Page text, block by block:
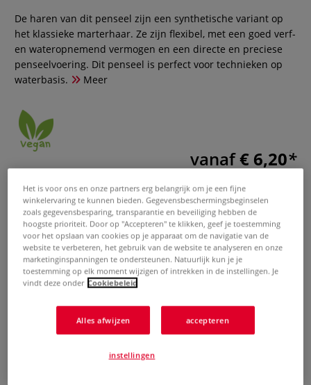
De haren van dit penseel zijn een synthetische variant op
het klassieke marterhaar. Ze zijn flexibel, met een goed verf-
en wateropnemend vermogen en een directe en preciese
penseelvoering. Dit penseel is perfect voor technieken op
waterbasis.
Meer
vanaf€ 6,20
exclusiefverzendkosten
Product bestellen
Gerelateerde producten
Het is voor ons en onze partners erg belangrijk om je een fijne
winkelervaring te kunnen bieden. Gegevensbeschermingsbeginselen
zoals gegevensbesparing, transparantie en beveiliging hebben de
hoogste prioriteit. Door op "Accepteren" te klikken, geef je toestemming
voor het opslaan van cookies op je apparaat om de navigatie van de
website te verbeteren, het gebruik van de website te analyseren en onze
marketinginspanningen te ondersteunen. Natuurlijk kun je je
toestemming op elk moment wijzigen of intrekken in de instellingen. Je
vindt deze onder Cookiebeleid
Alles afwijzen accepteren
instellingen